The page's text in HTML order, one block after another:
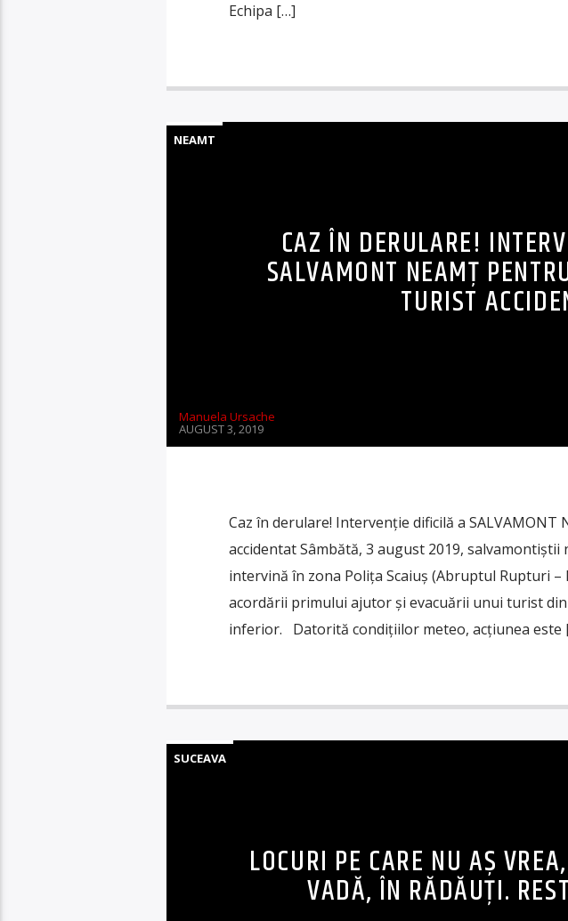
Echipa […]
NEAMT
CAZ ÎN DERULARE!
SALVAMONT NEAMȚ
TURIST
Manuela Ursache
AUGUST 3, 2019
Caz în derulare! Intervenție dificilă a
accidentat Sâmbătă, 3 august 2019,
intervină în zona Polița Scaiuș (Abruptul Rupturi –
acordării primului ajutor și evacuării unui turist
inferior. Datorită condițiilor meteo, acțiunea este
SUCEAVA
LOCURI PE CARE NU AȘ
VADĂ, ÎN RĂDĂUȚI.